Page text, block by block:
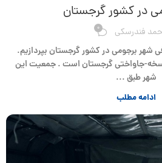
در کشور گرجستان
فندرسکی 0
شهر برجومی در کشور گرجستان بپردازیم.
جاواختی گرجستان است . جمعیت این
شهر طبق ...
ادامه مطلب